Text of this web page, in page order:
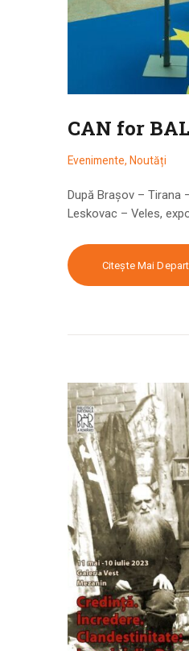
CAN for
Evenimente, Noutăți
După Brașov – Tirana
Leskovac – Veles,
Citește Mai